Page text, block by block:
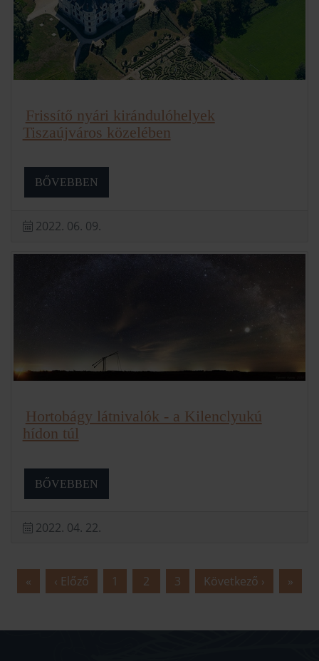
Frissítő nyári kirándulóhelyek
Tiszaújváros közelében
BŐVEBBEN
2022. 06. 09.
Hortobágy látnivalók - a Kilenclyukú
hídon túl
BŐVEBBEN
2022. 04. 22.
« ‹ Előző 1 2 3 Következő › »